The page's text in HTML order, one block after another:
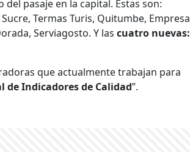
pasaje en la capital. Estas son:
Termas Turis, Quitumbe, Empresa
Serviagosto. Y las cuatro nuevas:
que actualmente trabajan para
de Indicadores de Calidad”.